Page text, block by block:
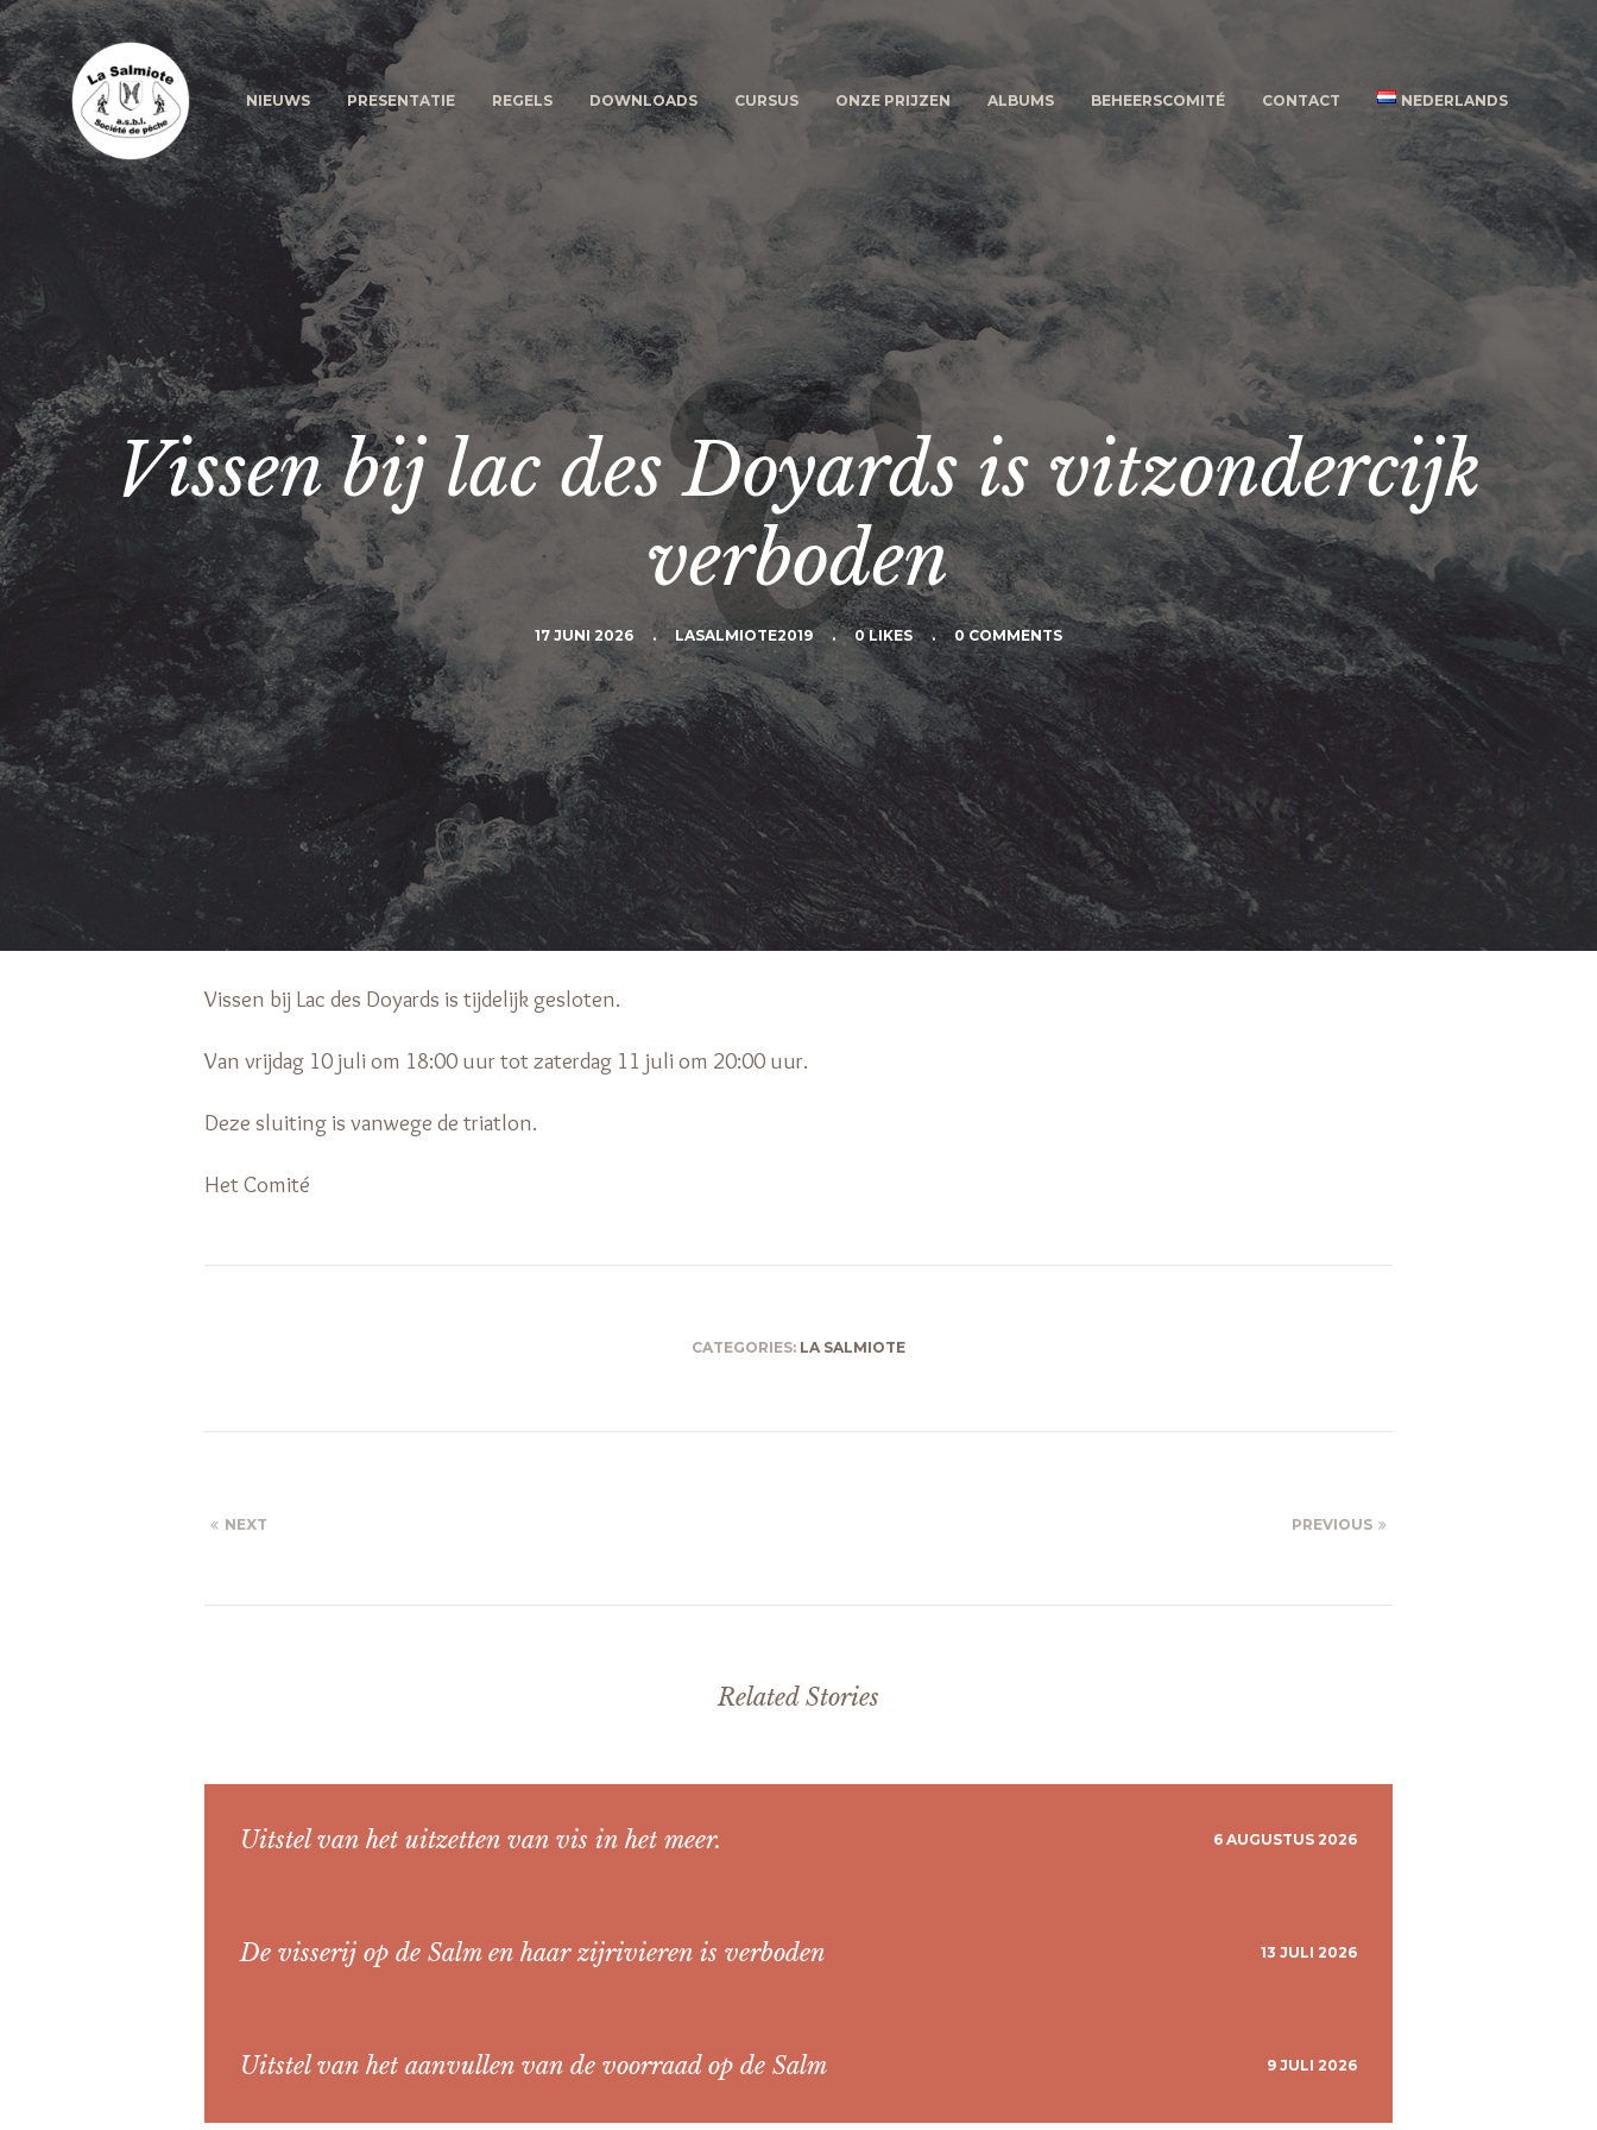
NIEUWS PRESENTATIE REGELS DOWNLOADS CURSUS ONZE PRIJZEN ALBUMS BEHEERSCOMITÉ CONTACT NEDERLANDS
Vissen bij lac des Doyards is vitzondercijk
verboden
17 JUNI 2026 . LASALMIOTE2019 . 0 LIKES . 0 COMMENTS
Vissen bij Lac des Doyards is tijdelijk gesloten.
Van vrijdag 10 juli om 18:00 uur tot zaterdag 11 juli om 20:00 uur.
Deze sluiting is vanwege de triatlon.
Het Comité
CATEGORIES: LA SALMIOTE
NEXT PREVIOUS
Related Stories
Uitstel van het uitzetten van vis in het meer. 6 AUGUSTUS 2026
De visserij op de Salm en haar zijrivieren is verboden 13 JULI 2026
Uitstel van het aanvullen van de voorraad op de Salm 9 JULI 2026